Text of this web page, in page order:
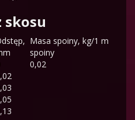
skosu
Masa spoiny, kg/1 m
spoiny
0,02